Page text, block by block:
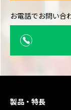
お電話でお問い合
製品・特長